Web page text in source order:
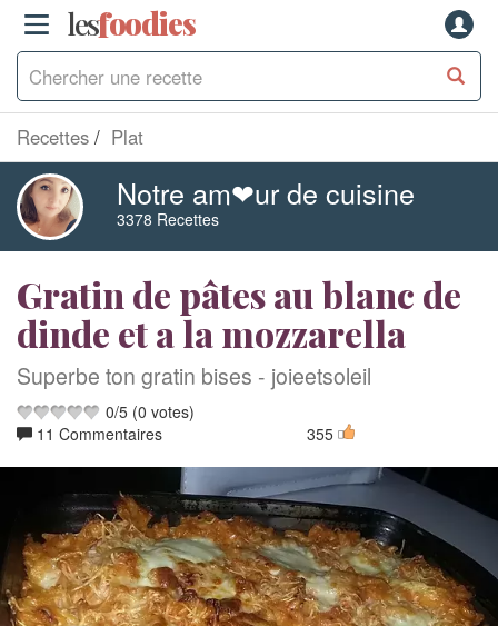
lesfoodies
Recettes Plat
Notre am❤ur de cuisine
3378 Recettes
Gratin de pâtes au blanc de
dinde et a la mozzarella
Superbe ton gratin bises - joieetsoleil
0/5 (0 votes)
11 Commentaires
355